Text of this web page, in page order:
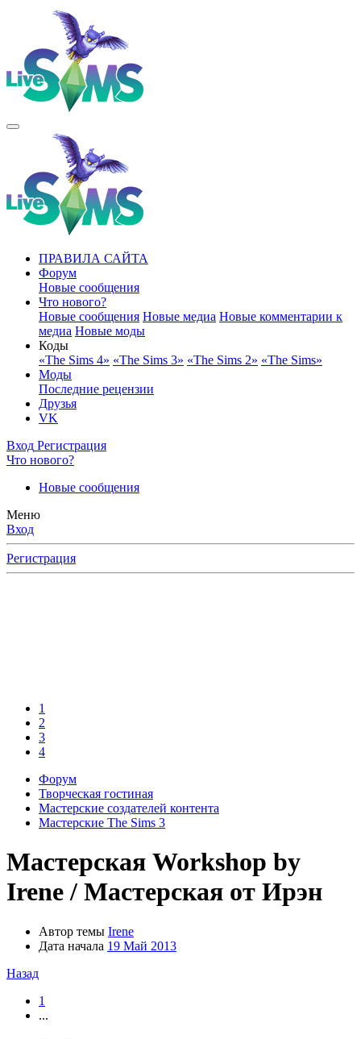
ПРАВИЛА САЙТА
Форум
Новые сообщения
Что нового?
Новые сообщения Новые медиа Новые комментарии к
медиа Новые моды
Коды
«The Sims 4» «The Sims 3» «The Sims 2» «The Sims»
Моды
Последние рецензии
Друзья
VK
Вход Регистрация
Что нового?
Новые сообщения
Меню
Вход
Регистрация
1
2
3
4
Форум
Творческая гостиная
Мастерские создателей контента
Мастерские The Sims 3
Мастерская Workshop by
Irene / Мастерская от Ирэн
Автор темы Irene
Дата начала 19 Май 2013
Назад
1
...